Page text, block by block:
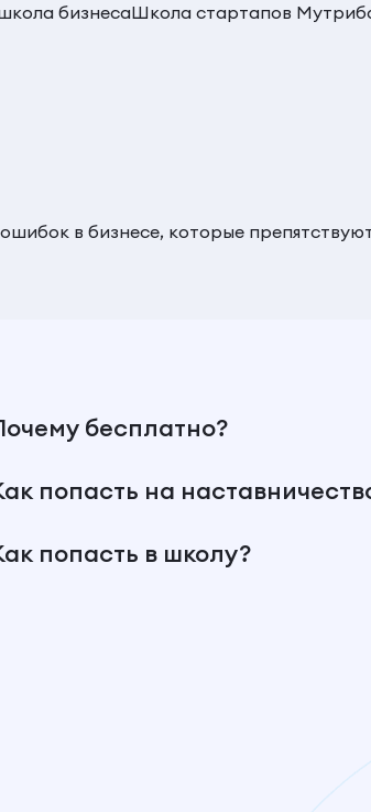
бизнесаШкола стартапов
в бизнесе, которые
бесплатно?
попасть на
попасть в школу?